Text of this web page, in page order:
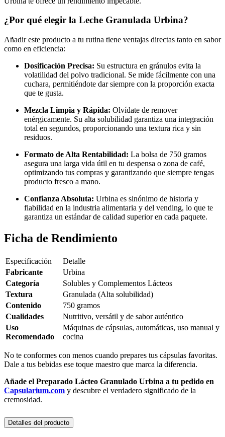
¿Por qué elegir la Leche Granulada Urbina?
Añadir este producto a tu rutina tiene ventajas directas tanto en sabor
como en eficiencia:
Dosificación Precisa: Su estructura en gránulos evita la
volatilidad del polvo tradicional. Se mide fácilmente con una
cuchara, permitiéndote dar siempre con la proporción exacta
que te gusta.
Mezcla Limpia y Rápida: Olvídate de remover
enérgicamente. Su alta solubilidad garantiza una integración
total en segundos, proporcionando una textura rica y sin
residuos.
Formato de Alta Rentabilidad: La bolsa de 750 gramos
asegura una larga vida útil en tu despensa o zona de café,
optimizando tus compras y garantizando que siempre tengas
producto fresco a mano.
Confianza Absoluta: Urbina es sinónimo de historia y
fiabilidad en la industria alimentaria y del vending, lo que te
garantiza un estándar de calidad superior en cada paquete.
Ficha de Rendimiento
Especificación
Detalle
Fabricante
Urbina
Categoría
Solubles y Complementos Lácteos
Textura
Granulada (Alta solubilidad)
Contenido
750 gramos
Cualidades
Nutritivo, versátil y de sabor auténtico
Uso
Recomendado
Máquinas de cápsulas, automáticas, uso manual y
cocina
No te conformes con menos cuando prepares tus cápsulas favoritas.
Dale a tus bebidas ese toque maestro que marca la diferencia.
Añade el Preparado Lácteo Granulado Urbina a tu pedido en
Capsularium.com y descubre el verdadero significado de la
cremosidad.
Detalles del producto